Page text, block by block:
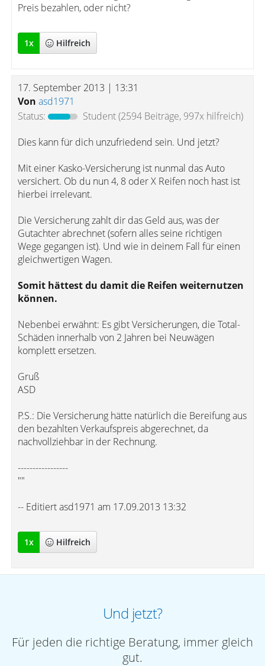
Preis bezahlen, oder nicht?
1x Hilfreich
17. September 2013 | 13:31
Von asd1971
Status:
Student(2594 Beiträge, 997x hilfreich)
Dies kann für dich unzufriedend sein. Und jetzt?
Mit einer Kasko-Versicherung ist nunmal das Auto
versichert. Ob du nun 4, 8 oder X Reifen noch hast ist
hierbei irrelevant.
Die Versicherung zahlt dir das Geld aus, was der
Gutachter abrechnet (sofern alles seine richtigen
Wege gegangen ist). Und wie in deinem Fall für einen
gleichwertigen Wagen.
Somit hättest du damit die Reifen weiternutzen
können.
Nebenbei erwähnt: Es gibt Versicherungen, die Total-
Schäden innerhalb von 2 Jahren bei Neuwägen
komplett ersetzen.
Gruß
ASD
P.S.: Die Versicherung hätte natürlich die Bereifung aus
den bezahlten Verkaufspreis abgerechnet, da
nachvollziehbar in der Rechnung.
-----------------
""
-- Editiert asd1971 am 17.09.2013 13:32
1x Hilfreich
Und jetzt?
Für jeden die richtige Beratung, immer gleich
gut.